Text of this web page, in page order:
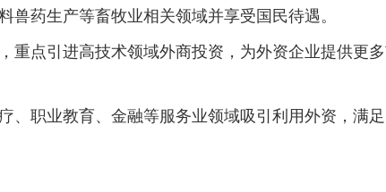
药生产等畜牧业相关领域并享受国民待遇。
重点引进高技术领域外商投资，为外资企业提供更
、职业教育、金融等服务业领域吸引利用外资，满